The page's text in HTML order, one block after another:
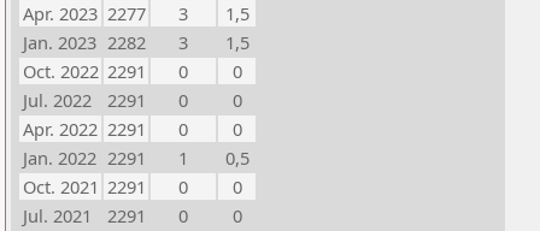
Apr. 2023 2277 3
1,5
Jan. 2023 2282 3
1,5
Oct. 2022 2291 0
0
Jul. 2022
2291 0
0
Apr. 2022 2291 0
0
Jan. 2022 2291 1
0,5
Oct. 2021 2291 0
0
Jul. 2021
2291 0
0